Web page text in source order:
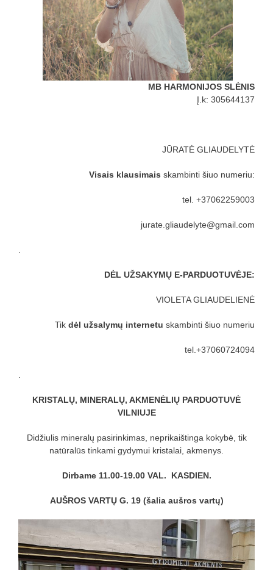
MB HARMONIJOS SLĖNIS
Į.k: 305644137
JŪRATĖ GLIAUDELYTĖ
Visais klausimais skambinti šiuo numeriu:
tel. +37062259003
jurate.gliaudelyte@gmail.com
.
DĖL UŽSAKYMŲ E-PARDUOTUVĖJE:
VIOLETA GLIAUDELIENĖ
Tik dėl užsalymų internetu skambinti šiuo numeriu
tel.+37060724094
.
KRISTALŲ, MINERALŲ, AKMENĖLIŲ PARDUOTUVĖ
VILNIUJE
Didžiulis mineralų pasirinkimas, neprikaištinga kokybė, tik
natūralūs tinkami gydymui kristalai, akmenys.
Dirbame 11.00-19.00 VAL. KASDIEN.
AUŠROS VARTŲ G. 19 (šalia aušros vartų)